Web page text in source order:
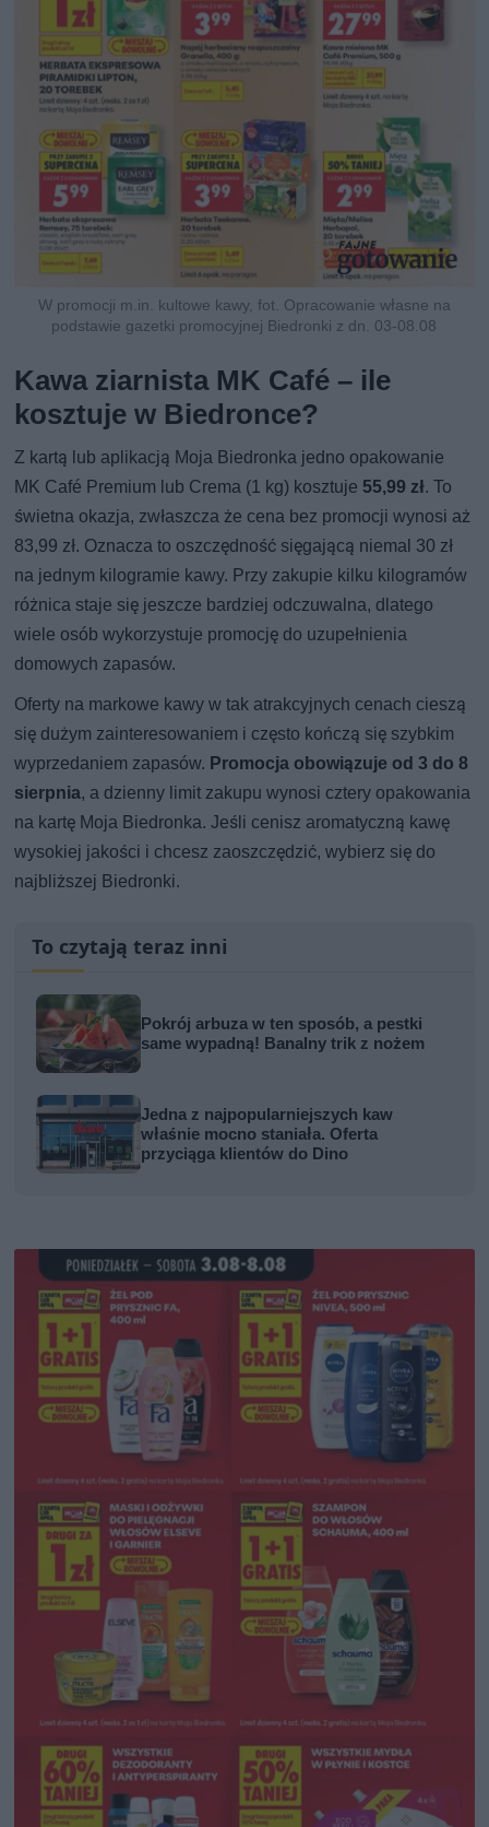
W promocji m.in. kultowe kawy, fot. Opracowanie własne na
podstawie gazetki promocyjnej Biedronki z dn. 03-08.08
Kawa ziarnista MK Café – ile
kosztuje w Biedronce?
Z kartą lub aplikacją Moja Biedronka jedno opakowanie
MK Café Premium lub Crema (1 kg) kosztuje 55,99 zł. To
świetna okazja, zwłaszcza że cena bez promocji wynosi aż
83,99 zł. Oznacza to oszczędność sięgającą niemal 30 zł
na jednym kilogramie kawy. Przy zakupie kilku kilogramów
różnica staje się jeszcze bardziej odczuwalna, dlatego
wiele osób wykorzystuje promocję do uzupełnienia
domowych zapasów.
Oferty na markowe kawy w tak atrakcyjnych cenach cieszą
się dużym zainteresowaniem i często kończą się szybkim
wyprzedaniem zapasów. Promocja obowiązuje od 3 do 8
sierpnia, a dzienny limit zakupu wynosi cztery opakowania
na kartę Moja Biedronka. Jeśli cenisz aromatyczną kawę
wysokiej jakości i chcesz zaoszczędzić, wybierz się do
najbliższej Biedronki.
To czytają teraz inni
Pokrój arbuza w ten sposób, a pestki
same wypadną! Banalny trik z nożem
Jedna z najpopularniejszych kaw
właśnie mocno staniała. Oferta
przyciąga klientów do Dino